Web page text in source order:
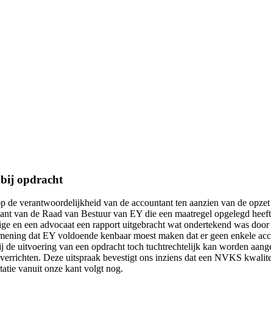
opdracht
verantwoordelijkheid van de accountant ten aanzien van de
de Raad van Bestuur van EY die een maatregel opgelegd
en een advocaat een rapport uitgebracht wat ondertekend was
dat EY voldoende kenbaar moest maken dat er geen enkele
uitvoering van een opdracht toch tuchtrechtelijk kan worden
Deze uitspraak bevestigt ons inziens dat een NVKS
vanuit onze kant volgt nog.